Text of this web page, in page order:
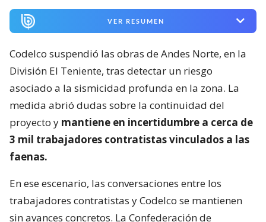
VER RESUMEN
Codelco suspendió las obras de Andes Norte, en la
División El Teniente, tras detectar un riesgo
asociado a la sismicidad profunda en la zona. La
medida abrió dudas sobre la continuidad del
proyecto y mantiene en incertidumbre a cerca de
3 mil trabajadores contratistas vinculados a las
faenas.
En ese escenario, las conversaciones entre los
trabajadores contratistas y Codelco se mantienen
sin avances concretos. La Confederación de